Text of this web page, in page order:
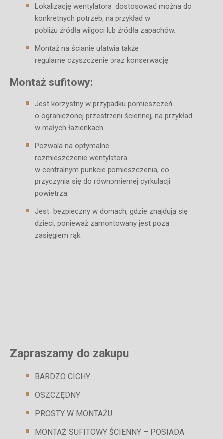
Lokalizację wentylatora dostosować można do
konkretnych potrzeb, na przykład w
pobliżu źródła wilgoci lub źródła zapachów.
Montaż na ścianie ułatwia także
regularne czyszczenie oraz konserwację
Montaż sufitowy:
Jest korzystny w przypadku pomieszczeń
o ograniczonej przestrzeni ściennej, na przykład
w małych łazienkach.
Pozwala na optymalne
rozmieszczenie wentylatora
w centralnym punkcie pomieszczenia, co
przyczynia się do równomiernej cyrkulacji
powietrza.
Jest bezpieczny w domach, gdzie znajdują się
dzieci, ponieważ zamontowany jest poza
zasięgiem rąk.
Zapraszamy do zakupu
BARDZO CICHY
OSZCZĘDNY
PROSTY W MONTAŻU
MONTAŻ SUFITOWY ŚCIENNY – POSIADA